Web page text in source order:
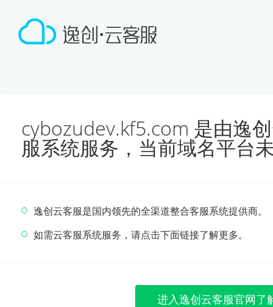
cybozudev.kf5.com 是由逸
服系统服务，当前域名平台
逸创云客服是国内领先的全渠道整合客服系统提供商。
如需云客服系统服务，请点击下面链接了解更多。
进入逸创云客服官网了